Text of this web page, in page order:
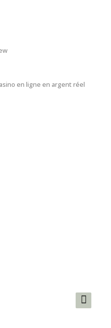
en ligne en argent réel